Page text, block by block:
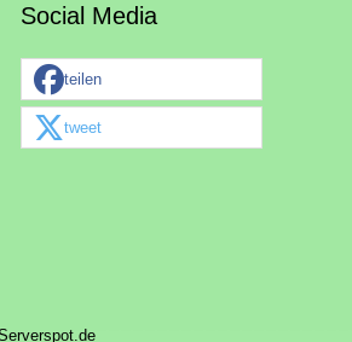
Social Media
teilen
tweet